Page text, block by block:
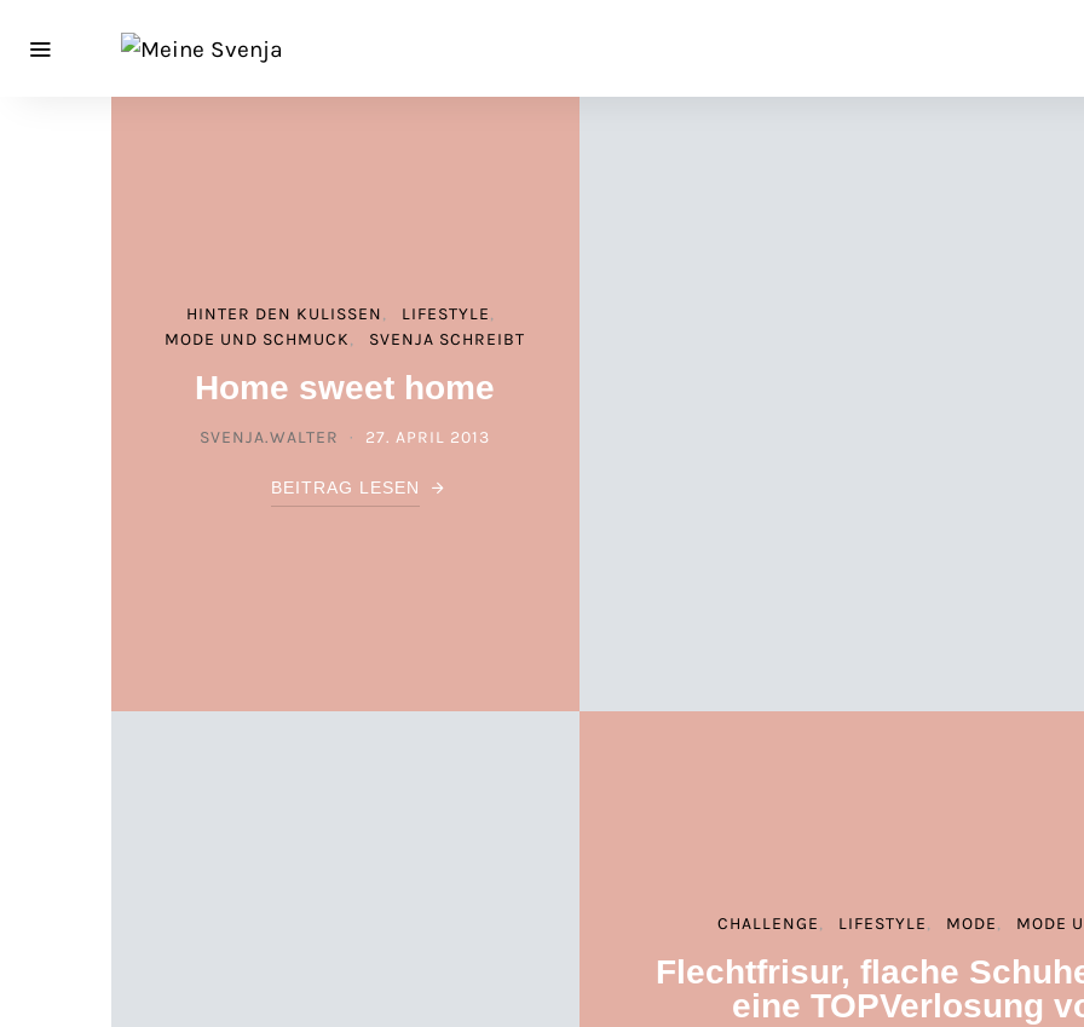
HINTER DEN KULISSEN
LIFESTYLE
MODE UND SCHMUCK
SVENJA SCHREIBT
Home sweet home
SVENJA.WALTER
POSTED ON
27. APRIL 2013
BEITRAG LESEN
CHALLENGE LIFESTYLE MODE MODE
Flechtfrisur, flache
eine TOPVerlosung